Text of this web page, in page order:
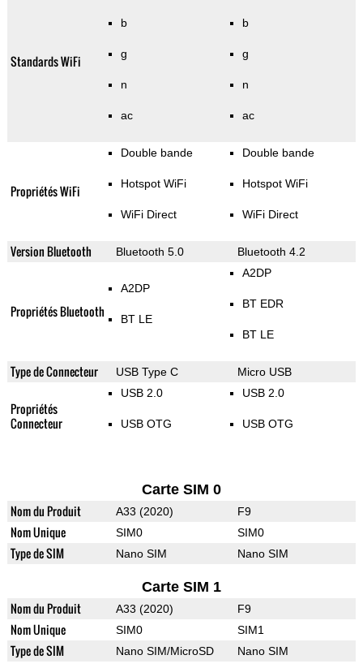
Standards WiFi
b
g
n
ac
b
g
n
ac
Propriétés WiFi
Double bande
Hotspot WiFi
WiFi Direct
Double bande
Hotspot WiFi
WiFi Direct
Version Bluetooth Bluetooth 5.0 Bluetooth 4.2
Propriétés Bluetooth
A2DP
BT LE
A2DP
BT EDR
BT LE
Type de Connecteur USB Type C Micro USB
Propriétés
Connecteur
USB 2.0
USB OTG
USB 2.0
USB OTG
Carte SIM 0
Nom du Produit A33 (2020) F9
Nom Unique SIM0 SIM0
Type de SIM Nano SIM Nano SIM
Carte SIM 1
Nom du Produit A33 (2020) F9
Nom Unique SIM0 SIM1
Type de SIM Nano SIM/MicroSD Nano SIM